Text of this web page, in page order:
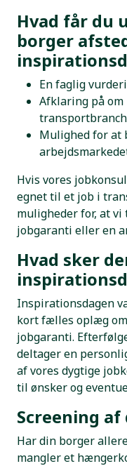
Hvad får du
borger
En faglig
Afklaring på
Mulighed for at
Hvis vores
egnet til et job i
muligheder for, at
jobgaranti eller en
Hvad sker
Inspirationsdagen
kort fælles oplæg
jobgaranti.
deltager en
af vores dygtige
til ønsker og
Screening
Har din borger
mangler et